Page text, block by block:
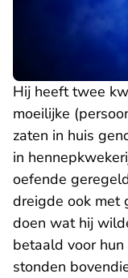
Hij heeft twee
moeilijke
zaten in huis
in
oefende
dreigde ook met
doen wat hij
betaald voor
stonden